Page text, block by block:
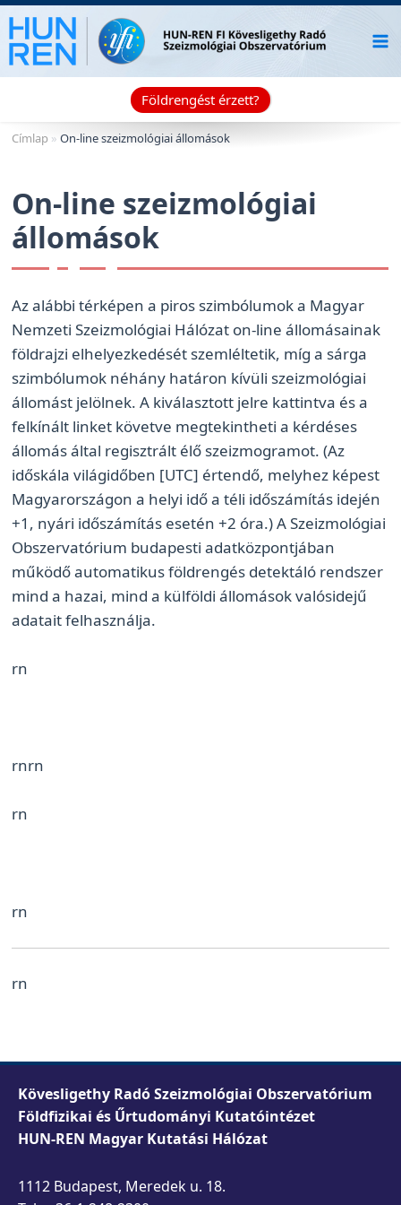
Skip
to
content
Földrengést érzett?
Címlap »On-line szeizmológiai állomások
On-line szeizmológiai
állomások
Az alábbi térképen a piros szimbólumok a Magyar
Nemzeti Szeizmológiai Hálózat on-line állomásainak
földrajzi elhelyezkedését szemléltetik, míg a sárga
szimbólumok néhány határon kívüli szeizmológiai
állomást jelölnek. A kiválasztott jelre kattintva és a
felkínált linket követve megtekintheti a kérdéses
állomás által regisztrált élő szeizmogramot. (Az
időskála világidőben [UTC] értendő, melyhez képest
Magyarországon a helyi idő a téli időszámítás idején
+1, nyári időszámítás esetén +2 óra.) A Szeizmológiai
Obszervatórium budapesti adatközpontjában
működő automatikus földrengés detektáló rendszer
mind a hazai, mind a külföldi állomások valósidejű
adatait felhasználja.
rn
rnrn
rn
rn
rn
Kövesligethy Radó Szeizmológiai Obszervatórium
Földfizikai és Űrtudományi Kutatóintézet
HUN-REN Magyar Kutatási Hálózat
1112 Budapest, Meredek u. 18.